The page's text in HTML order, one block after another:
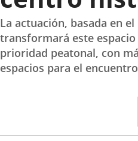
La actuación, basada en el
transformará este espacio
prioridad peatonal, con
espacios para el